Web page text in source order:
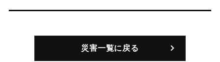
災害一覧に戻る